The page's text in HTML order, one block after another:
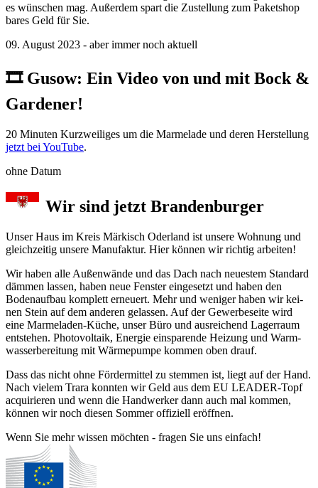
es wünschen mag. Außerdem spart die Zustellung zum Paketshop
bares Geld für Sie.
09. August 2023 - aber immer noch aktuell
🎞️ ️Gusow: Ein Video von und mit Bock &
Gardener!
20 Minuten Kurzweiliges um die Marmelade und deren Herstellung
jetzt bei YouTube.
ohne Datum
Wir sind jetzt Brandenburger
Unser Haus im Kreis Märkisch Oder­land ist unse­re Woh­nung und
gleichzeitig unsere Manu­fak­tur. Hier können wir richtig arbeiten!
Wir haben alle Außenwände und das Dach nach neu­es­tem Stan­dard
däm­men las­sen, haben neue Fens­ter ein­ge­setzt und ha­ben den
Boden­auf­bau kom­plett er­neu­ert. Mehr und we­ni­ger ha­ben wir kei­
nen Stein auf dem an­de­ren ge­las­sen. Auf der Gewerbe­seite wird
eine Mar­me­la­den-Küche, un­ser Büro und aus­rei­chend Lager­raum
ent­ste­hen. Photo­vol­taik, Ener­gie ein­spa­ren­de Hei­zung und Warm­
was­ser­be­rei­tung mit Wärme­pum­pe kom­men oben drauf.
Dass das nicht ohne Förder­mit­tel zu stem­men ist, liegt auf der Hand.
Nach viel­em Trara konn­ten wir Geld aus dem EU LEADER-Topf
acqui­rier­en und wenn die Hand­werker dann auch mal kom­men,
kön­nen wir noch diesen Som­mer offiziell er­öff­nen.
Wenn Sie mehr wissen möchten - fragen Sie uns einfach!